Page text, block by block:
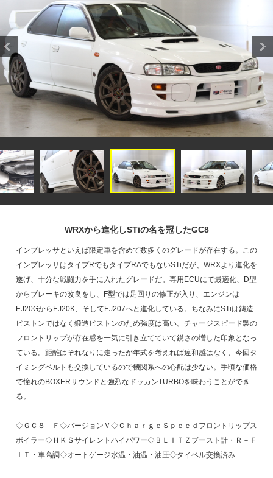
WRXから進化しSTiの名を冠したGC8
インプレッサといえば限定車を含めて数多くのグレードが存在する。この
インプレッサはタイプRでもタイプRAでもないSTiだが、WRXより進化を
遂げ、十分な戦闘力を手に入れたグレードだ。専用ECUにて最適化、D型
からブレーキの改良をし、F型では足回りの修正が入り、エンジンは
EJ20GからEJ20K、そしてEJ207へと進化している。ちなみにSTiは鋳造
ピストンではなく鍛造ピストンのため強度は高い。チャージスピード製の
フロントリップが存在感を一気に引き立てていて鋭さの増した印象となっ
ている。距離はそれなりに走ったが年式を考えれば違和感はなく、今回タ
イミングベルトも交換しているので機関系への心配は少ない。手頃な価格
で憧れのBOXERサウンドと強烈なドッカンTURBOを味わうことができ
る。
◇ＧＣ８－Ｆ◇バージョンＶ◇ＣｈａｒｇｅＳｐｅｅｄフロントリップス
ポイラー◇ＨＫＳサイレントハイパワー◇ＢＬＩＴＺブースト計・Ｒ－Ｆ
ＩＴ・車高調◇オートゲージ水温・油温・油圧◇タイベル交換済み